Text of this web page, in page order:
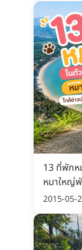
13 ที่พักห
หมาใหญ่พั
2015-05-